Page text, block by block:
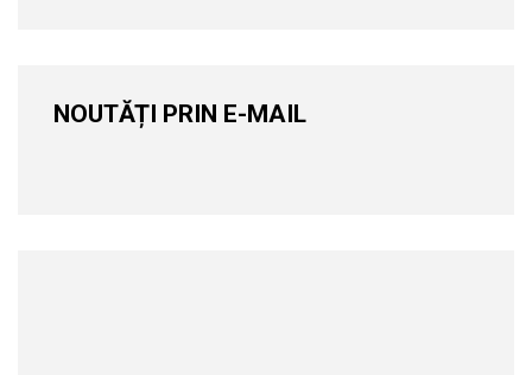
NOUTĂȚI PRIN E-MAIL